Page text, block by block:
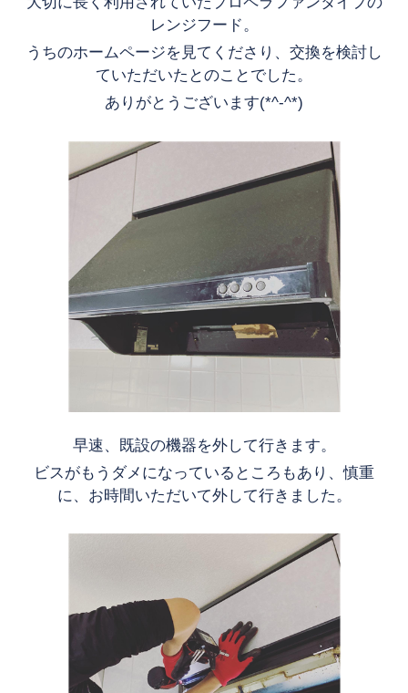
レンジフード。
うちのホームページを見てくださり、交換を検討し
ていただいたとのことでした。
ありがとうございます(*^-^*)
早速、既設の機器を外して行きます。
ビスがもうダメになっているところもあり、慎重
に、お時間いただいて外して行きました。